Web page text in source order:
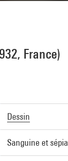
France)
Dessin
Sanguine et sépia